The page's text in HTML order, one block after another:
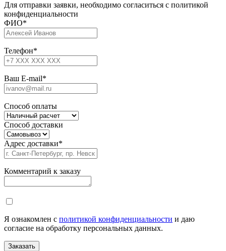
Для отправки заявки, необходимо согласиться с политикой
конфиденциальности
ФИО*
Телефон*
Ваш E-mail*
Способ оплаты
Способ доставки
Адрес доставки*
Комментарий к заказу
Я ознакомлен с политикой конфиденциальности и даю
согласие на обработку персональных данных.